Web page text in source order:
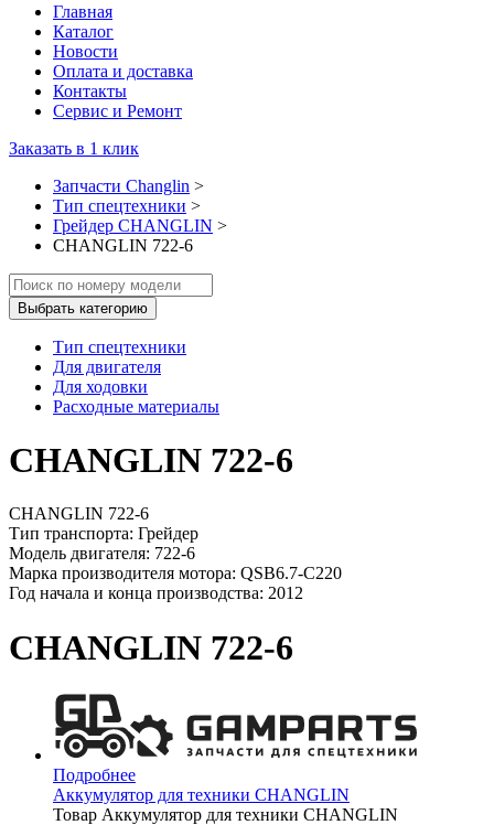
Главная
Каталог
Новости
Оплата и доставка
Контакты
Сервис и Ремонт
Заказать в 1 клик
Запчасти Changlin >
Тип спецтехники >
Грейдер CHANGLIN >
CHANGLIN 722-6
Выбрать категорию
Тип спецтехники
Для двигателя
Для ходовки
Расходные материалы
CHANGLIN 722-6
CHANGLIN 722-6
Тип транспорта: Грейдер
Модель двигателя: 722-6
Марка производителя мотора: QSB6.7-C220
Год начала и конца производства: 2012
CHANGLIN 722-6
Подробнее
Аккумулятор для техники CHANGLIN
Товар Аккумулятор для техники CHANGLIN